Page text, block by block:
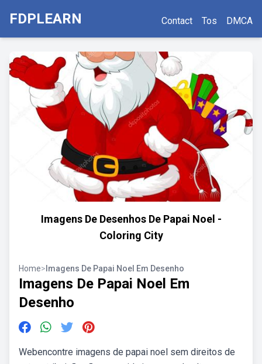
FDPLEARN Contact Tos DMCA
Imagens De Desenhos De Papai Noel -
Coloring City
Home> Imagens De Papai Noel Em Desenho
Imagens De Papai Noel Em
Desenho
Webencontre imagens de papai noel sem direitos de